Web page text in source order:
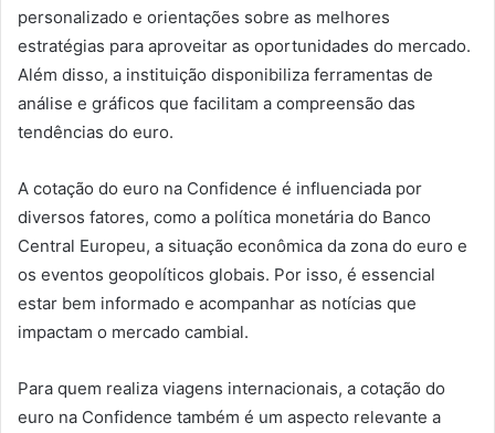
personalizado e orientações sobre as melhores
estratégias para aproveitar as oportunidades do mercado.
Além disso, a instituição disponibiliza ferramentas de
análise e gráficos que facilitam a compreensão das
tendências do euro.
A cotação do euro na Confidence é influenciada por
diversos fatores, como a política monetária do Banco
Central Europeu, a situação econômica da zona do euro e
os eventos geopolíticos globais. Por isso, é essencial
estar bem informado e acompanhar as notícias que
impactam o mercado cambial.
Para quem realiza viagens internacionais, a cotação do
euro na Confidence também é um aspecto relevante a